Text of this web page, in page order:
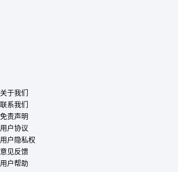
关于我们
联系我们
免责声明
用户协议
用户隐私权
意见反馈
用户帮助